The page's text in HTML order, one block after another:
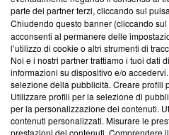
Su di noi
Team editoriale
Corporate
Redazione
Informativa Privacy
parte dei partner terzi, cliccando sul
Chiudendo questo banner (cliccando
acconsenti al permanere delle
l’utilizzo di cookie o altri strumenti di
Noi e i nostri partner trattiamo i tuoi dati
informazioni su dispositivo e/o
selezione della pubblicità. Creare profili
Utilizzare profili per la selezione di
per la personalizzazione dei contenuti.
contenuti personalizzati. Misurare le
prestazioni dei contenuti. Comprendere